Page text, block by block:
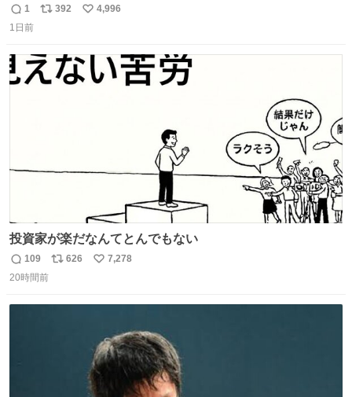
りまんじゅうパイセンが
返
信
1
リ
ト
数
392
い
数
4,996
1日前
投資家が楽だなんてとんでもない
返
信
109
リ
626
い
7,278
20時間前